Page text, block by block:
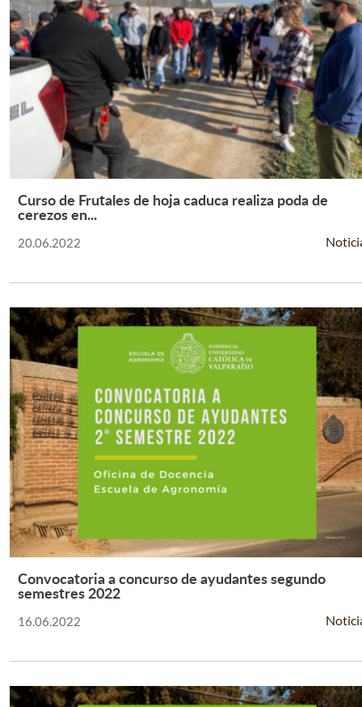
Leer Más +
Curso de Frutales de hoja caduca realiza poda de
cerezos en...
20.06.2022
Leer Más +
Convocatoria a concurso de ayudantes segundo
semestres 2022
16.06.2022